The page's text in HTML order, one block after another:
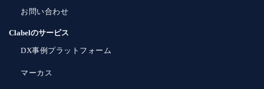
お問い合わせ
Clabelのサービス
DX事例プラットフォーム
マーカス